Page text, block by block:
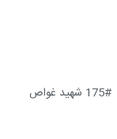
175 شهید غواص